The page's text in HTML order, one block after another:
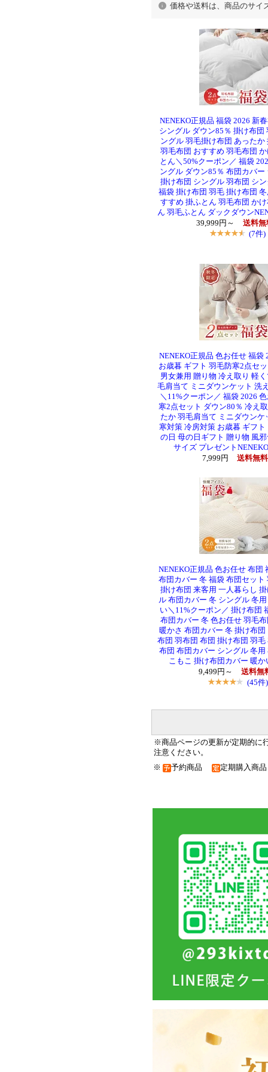
価格や送料は、商品のサイ
NENEKO正規品 福袋 2026 新
シングル ダウン85％ 掛け布団
ングル 羽毛掛け布団 あったか
羽毛布団 おすすめ 羽毛布団
とん＼50%クーポン／ 福袋
ングル ダウン85％ 布団カバー
掛け布団 シングル 羽布団 シ
福袋 掛け布団 羽毛 掛け布団
すすめ 掛ふとん 羽毛布団 か
ん 羽毛ふとん ダックダウン
39,999円～
送料無
(7件)
NENEKO正規品 色お任せ 福袋
お歳暮 ギフト 羽毛防寒2点セ
男女兼用 贈り物 冷え取り 軽
毛肩当て ミニダウンケット 洗
＼11%クーポン／ 福袋 2026
寒2点セット ダウン80％ 冷え
たか 羽毛肩当て ミニダウンケ
寒対策 冷房対策 お歳暮 ギフト
の日 母の日ギフト 贈り物 風
サイズ プレゼント
7,999円
送料無料
NENEKO正規品 色お任せ 布団
布団カバー 冬 福袋 布団セット
掛け布団 来客用 一人暮らし
ル 布団カバー 冬 シングル 冬
い＼11%クーポン／ 掛け布団
布団カバー 冬 色お任せ 羽毛
暖かさ 布団カバー 冬 掛け布団
布団 羽布団 布団 掛け布団 羽毛
布団 布団カバー シングル 冬用
こもこ 掛け布団カバー 暖か
9,499円～
送料無
(45件)
※商品ページの更新が定期的に
注意ください。
※ 予約商品 定期購入